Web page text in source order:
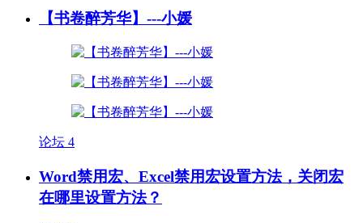
【书卷醉芳华】---小媛
论坛 4
Word禁用宏、Excel禁用宏设置方法，关闭宏
在哪里设置方法？